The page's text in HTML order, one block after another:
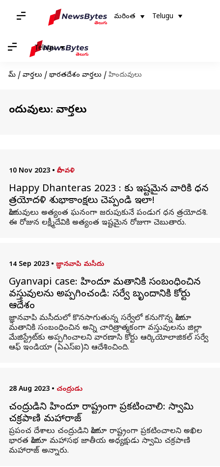
మరింత Telugu
Telugu
హోమ్ / వార్తలు / భారతదేశం వార్తలు / హిందువులు
హిందువులు: వార్తలు
10 Nov 2023 • దీపావళి
Happy Dhanteras 2023 : మీకు ఇష్టమైన వారికి ధన
త్రయోదళి శుభాకాంక్షలు చెప్పండి ఇలా!
హిందువులు అత్యంత ఘనంగా జరుపుకునే పండుగ ధన త్రయోదశి.
ఈ రోజున లక్ష్మీదేవికి అత్యంత ఇష్టమైన రోజుగా చెబుతారు.
14 Sep 2023 • జ్ఞానవాపి మసీదు
Gyanvapi case: హిందూ మతానికి సంబంధించిన
వస్తువులను అప్పగించండి: సర్వే బృందానికి కోర్టు
ఆదేశం
జ్ఞాన‌వాపి మసీదులో కొనసాగుతున్న సర్వేలో కనుగొన్న హిందూ
మతానికి సంబంధించిన అన్ని చారిత్రాత్మకంగా వస్తువులను జిల్లా
మేజిస్ట్రేట్‌కు అప్పగించాలని వారణాసి కోర్టు ఆర్కియోలాజికల్ సర్వే
ఆఫ్ ఇండియా (ఏఎస్ఐ)ని ఆదేశించింది.
28 Aug 2023 • చంద్రుడు
చంద్రుడిని హిందూ రాష్ట్రంగా ప్రకటించాలి: స్వామి
చక్రపాణి మహారాజ్
ప్రపంచ దేశాలు చంద్రుడిని హిందూ రాష్ట్రంగా ప్రకటించాలని అఖిల
భారత హిందూ మహాసభ జాతీయ అధ్యక్షుడు స్వామి చక్రపాణి
మహారాజ్ అన్నారు.